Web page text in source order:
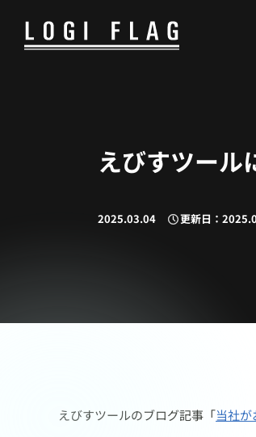
えびすツール
2025.03.04 更新日：
えびすツールのブログ記事「当社